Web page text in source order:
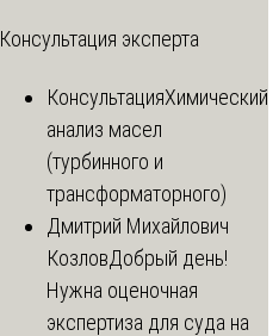
Консультация эксперта
КонсультацияХимический
анализ масел
(турбинного и
трансформаторного)
Дмитрий Михайлович
КозловДобрый день!
Нужна оценочная
экспертиза для суда на